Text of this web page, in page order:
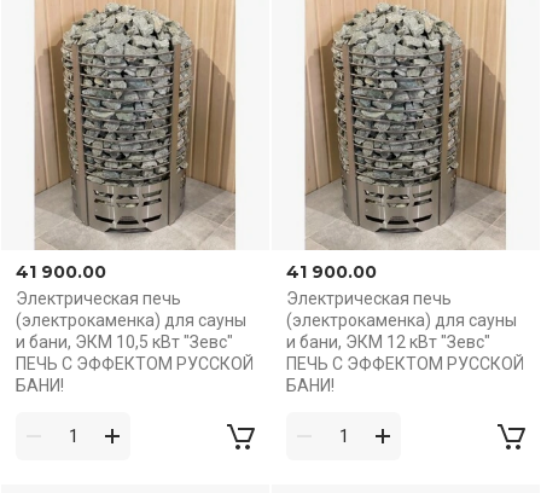
41 900.00
Электрическая печь
(электрокаменка) для сауны
и бани, ЭКМ 10,5 кВт "Зевс"
ПЕЧЬ С ЭФФЕКТОМ РУССКОЙ
БАНИ!
41 900.00
Электрическая печь
(электрокаменка) для сауны
и бани, ЭКМ 12 кВт "Зевс"
ПЕЧЬ С ЭФФЕКТОМ РУССКОЙ
БАНИ!